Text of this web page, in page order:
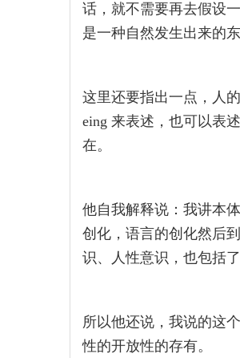
话，就不需要再去假设
是一种自然发生出来的东
这里还要指出一点，人
eing 来表述，也可以表
在。
他自我解释说：我讲本
创化，语言的创化然后
识、人性意识，也包括
所以他还说，我说的这
性的开放性的存有。